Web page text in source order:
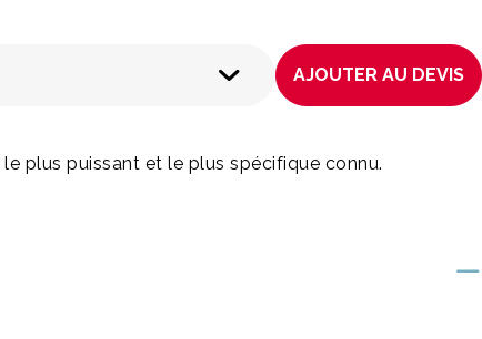
AJOUTER AU DEVIS
le plus puissant et le plus spécifique connu.